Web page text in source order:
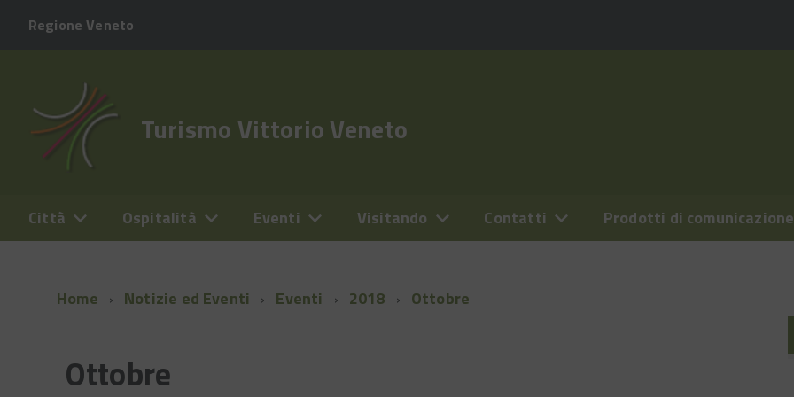
Regione Veneto
Turismo Vittorio Veneto
Città Ospitalità Eventi Visitando Contatti Prodotti di comunicazione
Home Notizie ed Eventi Eventi 2018 Ottobre
Ottobre